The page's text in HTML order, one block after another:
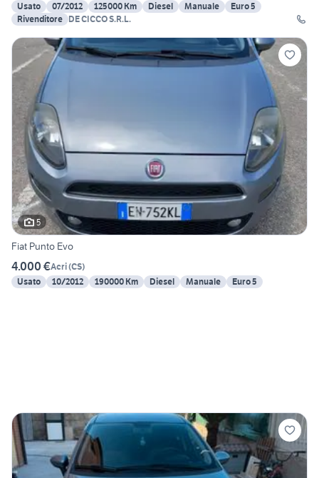
Usato
07/2012 125000 Km Diesel Manuale
Euro 5
Rivenditore DE CICCO S.R.L.
5
Fiat Punto Evo
4.000 €Acri(CS)
Usato
10/2012 190000 Km Diesel Manuale Euro 5